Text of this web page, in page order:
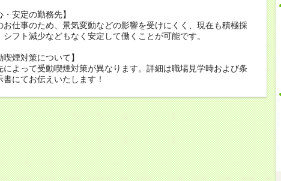
・安定の勤務先】
お仕事のため、景気変動などの影響を受けにくく、現在も積極採
シフト減少などもなく安定して働くことが可能です。
喫煙対策について】
によって受動喫煙対策が異なります。詳細は職場見学時および条
書にてお伝えいたします！